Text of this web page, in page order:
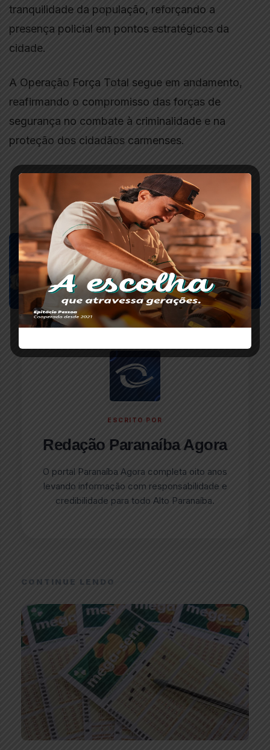
tranquilidade da população, reforçando a
presença policial em pontos estratégicos da
cidade.
A Operação Força Total segue em andamento,
reafirmando o compromisso das forças de
segurança no combate à criminalidade e na
proteção dos cidadãos carmenses.
COMPARTILHAR:
ESCRITO POR
Redação Paranaíba Agora
O portal Paranaíba Agora completa oito anos
levando informação com responsabilidade e
credibilidade para todo Alto Paranaíba.
CONTINUE LENDO